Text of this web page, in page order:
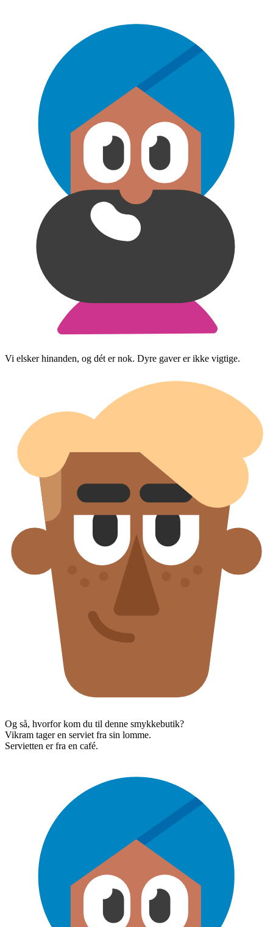
Vi elsker hinanden, og dét er nok. Dyre gaver er ikke vigtige.
Og så, hvorfor kom du til denne smykkebutik?
Vikram tager en serviet fra sin lomme.
Servietten er fra en café.